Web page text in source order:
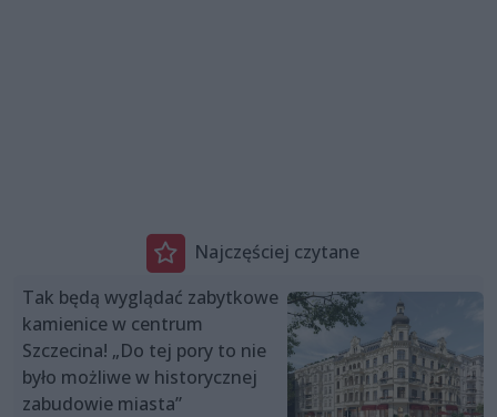
Najczęściej czytane
Tak będą wyglądać zabytkowe
kamienice w centrum
Szczecina! „Do tej pory to nie
było możliwe w historycznej
zabudowie miasta”